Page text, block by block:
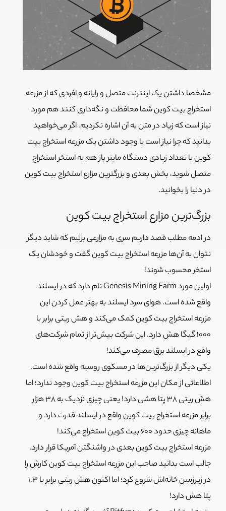
مشخصا داشتن یک اینترنت متصل و رایانه و افردی که از مزرعه
استخراج بیت کوین شما محافظت و نگه‌داری کنند هم مورد
نیاز است که زیاد در متن به آن اشاره نکردیم. اگر می‌خواهید
بدانید که چرا نیاز است با وجود داشتن یک مزرعه استخراج بیت
کوین با تعداد زیادی دستگاه ماینر باز هم به استخر استخراج
متصل شوید، بخش بعدی و بزرگترین مزارع استخراج بیت کوین
در دنیا را بخوانید.
بزرگ‌ترین مزارع استخراج بیت کوین
در ادمه مطلب قصد داریم سری به مزارعی بزنیم که شاید دیگر
نتوان به آن‌ها مزرعه استخراج بیت کوین گفت و خودشان یک
استخر محسوب شوند!
اولین مورد Genesis Mining Farm نام دارد که در ایسلند
واقع شده است. هوای سرد ایسلند به بهتر عمل کردن این
مزرعه استخراج بیت کوین کمک می‌کند و هش ریتی برابر با
1000 گیگا هش دارد. این شرکت بیش‌تر از تمام شرکت‌های
واقع در ایسلند برق مصرف می‌کند!
یکی دیگر از بزرگ‌ترین‌ها در مسکوی روسیه واقع شده است.
اطلاعاتی از مکان این مزرعه استخراج بیت کوین وجود ندارد؛ اما
هش ریتی 38 پتا هشی دارد! یعنی چیزی نزدیک به 38 هزار
برابر مزرعه استخراج بیت کوین واقع در ایسلند قدرت دارد و
ماهانه چیزی حدود 600 بیت کوین استخراج می‌کند!
مزرعه استخراج بیت کوین بعدی در واشنگتن آمریکا قرار دارد.
جالب است بدانید صاحب این مزرعه استخراج بیت کوین کارش را
در زیرزمین خانه‌اش شروع کرد؛ اما اکنون هش ریتی برابر با 1.3
پتا هش دارد!